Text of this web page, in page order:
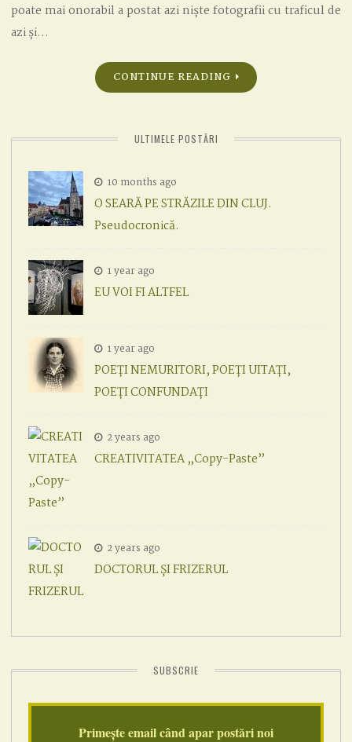
poate mai onorabil a postat azi niște fotografii cu traficul de
azi și…
CONTINUE READING
ULTIMELE POSTĂRI
10 months ago
O SEARĂ PE STRĂZILE DIN CLUJ.
Pseudocronică.
1 year ago
EU VOI FI ALTFEL
1 year ago
POEȚI NEMURITORI, POEȚI UITAȚI,
POEȚI CONFUNDAȚI
2 years ago
CREATIVITATEA „Copy-Paste”
2 years ago
DOCTORUL ȘI FRIZERUL
SUBSCRIE
Primește email când apar postări noi